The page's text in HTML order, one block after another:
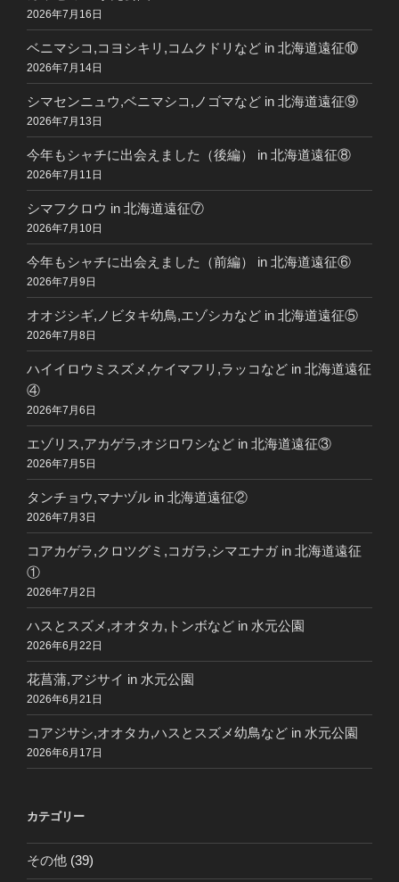
2026年7月16日
ベニマシコ,コヨシキリ,コムクドリなど in 北海道遠征⑩
2026年7月14日
シマセンニュウ,ベニマシコ,ノゴマなど in 北海道遠征⑨
2026年7月13日
今年もシャチに出会えました（後編） in 北海道遠征⑧
2026年7月11日
シマフクロウ in 北海道遠征⑦
2026年7月10日
今年もシャチに出会えました（前編） in 北海道遠征⑥
2026年7月9日
オオジシギ,ノビタキ幼鳥,エゾシカなど in 北海道遠征⑤
2026年7月8日
ハイイロウミスズメ,ケイマフリ,ラッコなど in 北海道遠征
④
2026年7月6日
エゾリス,アカゲラ,オジロワシなど in 北海道遠征③
2026年7月5日
タンチョウ,マナヅル in 北海道遠征②
2026年7月3日
コアカゲラ,クロツグミ,コガラ,シマエナガ in 北海道遠征
①
2026年7月2日
ハスとスズメ,オオタカ,トンボなど in 水元公園
2026年6月22日
花菖蒲,アジサイ in 水元公園
2026年6月21日
コアジサシ,オオタカ,ハスとスズメ幼鳥など in 水元公園
2026年6月17日
カテゴリー
その他 (39)